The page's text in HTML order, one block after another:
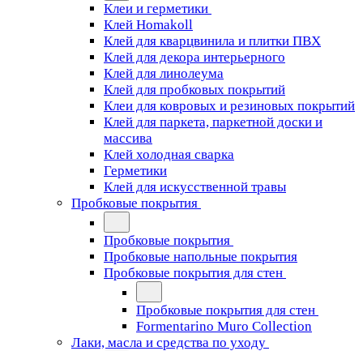
Клеи и герметики
Клей Homakoll
Клей для кварцвинила и плитки ПВХ
Клей для декора интерьерного
Клей для линолеума
Клей для пробковых покрытий
Клеи для ковровых и резиновых покрытий
Клей для паркета, паркетной доски и
массива
Клей холодная сварка
Герметики
Клей для искусственной травы
Пробковые покрытия
Пробковые покрытия
Пробковые напольные покрытия
Пробковые покрытия для стен
Пробковые покрытия для стен
Formentarino Muro Collection
Лаки, масла и средства по уходу